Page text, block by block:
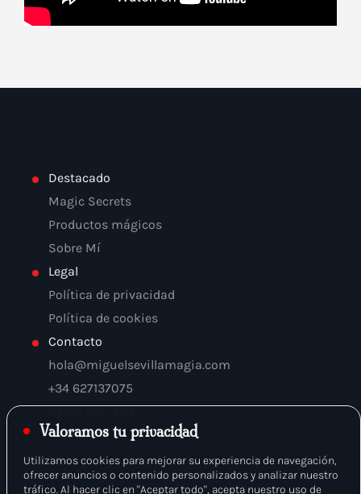
Valoramos tu privacidad
Utilizamos cookies para mejorar su experiencia de navegación,
ofrecer anuncios o contenido personalizados y analizar nuestro
tráfico. Al hacer clic en "Aceptar todo", acepta nuestro uso de
Destacado
Magic Secrets
Productos mágicos
Sobre Mí
Legal
Política de privacidad
Política de cookies
Contacto
hola@miguelsevillamagia.com
+34 627137075
Redes Sociales
Instagram
Youtube